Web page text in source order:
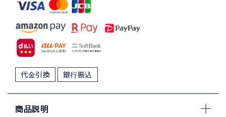
代金引換 銀行振込
商品説明